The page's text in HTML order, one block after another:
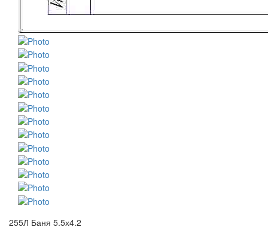
255Л Баня 5.5х4.2